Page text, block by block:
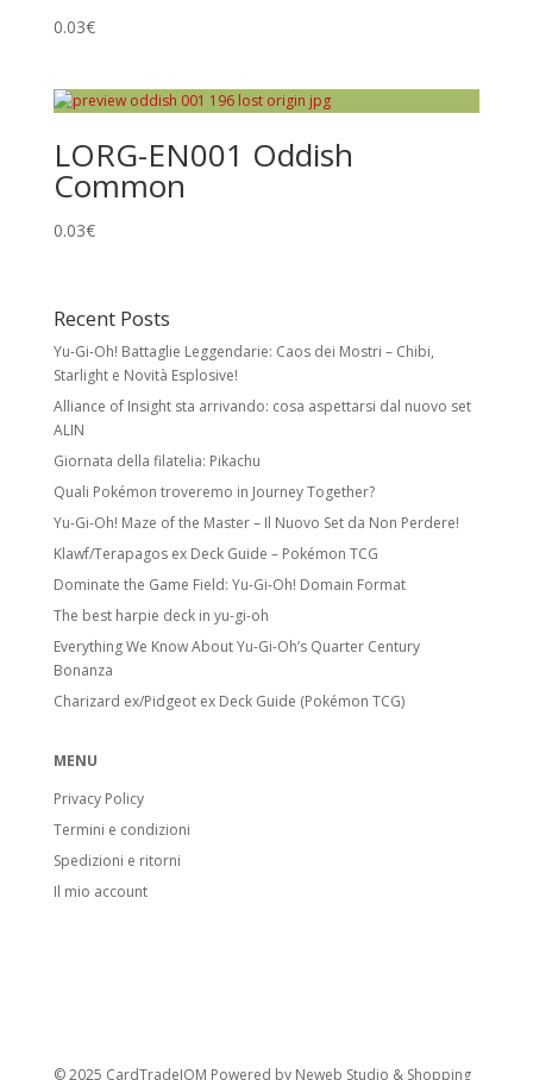
Reverse Holo:effetto foil su tutta la carta
numero collezionistico.
Rare Holo:
e/o design unico. Include Pokémon ex,
Pokémon Star, LV.X, LEGEND, Prime, EX, GX.
Secret Rare
al numero indicato nel set. Di solito foil e
con design unico. Come le Rare Holo,
possono avere versioni equivalenti a rarità
Stadi di Evoluzione
Basic Pokémon:Pokémon base. Anche
Pikachu o Electabuzz sono Basic, anche se
Stage 1 Pokémon:Evoluzione di
Stage 2 Pokémon:
finale.
Carte speciali
0.03€
LORG-EN001 Oddish
Common
0.03€
Recent Posts
Yu-Gi-Oh! Battaglie Leggendarie: Caos dei Mostri – Chibi,
Starlight e Novità Esplosive!
Alliance of Insight sta arrivando: cosa aspettarsi dal nuovo set
ALIN
Giornata della filatelia: Pikachu
Quali Pokémon troveremo in Journey Together?
Yu-Gi-Oh! Maze of the Master – Il Nuovo Set da Non Perdere!
Klawf/Terapagos ex Deck Guide – Pokémon TCG
Dominate the Game Field: Yu-Gi-Oh! Domain Format
The best harpie deck in yu-gi-oh
Everything We Know About Yu-Gi-Oh’s Quarter Century
Bonanza
Charizard ex/Pidgeot ex Deck Guide (Pokémon TCG)
MENU
Privacy Policy
Termini e condizioni
Spedizioni e ritorni
Il mio account
© 2025 CardTradeIOM Powered by Neweb Studio & Shopping